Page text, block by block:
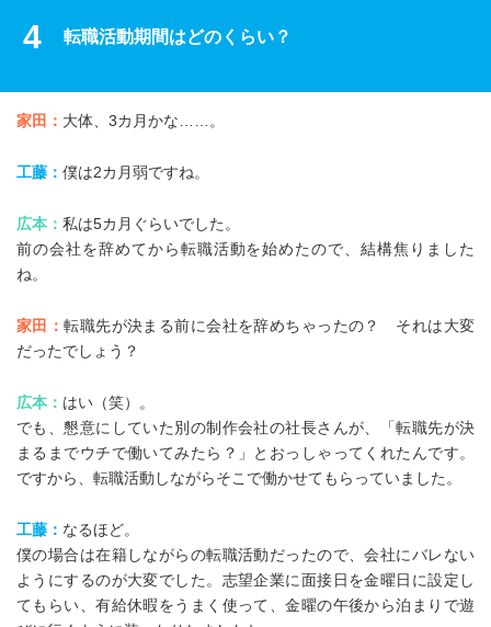
4 転職活動期間はどのくらい？
家田： 大体、3カ月かな……。
工藤： 僕は2カ月弱ですね。
広本： 私は5カ月ぐらいでした。
前の会社を辞めてから転職活動を始めたので、結構焦りました
ね。
家田：転職先が決まる前に会社を辞めちゃったの？ それは大変
だったでしょう？
広本： はい（笑）。
でも、懇意にしていた別の制作会社の社長さんが、「転職先が決
まるまでウチで働いてみたら？」とおっしゃってくれたんです。
ですから、転職活動しながらそこで働かせてもらっていました。
工藤： なるほど。
僕の場合は在籍しながらの転職活動だったので、会社にバレない
ようにするのが大変でした。志望企業に面接日を金曜日に設定し
てもらい、有給休暇をうまく使って、金曜の午後から泊まりで遊